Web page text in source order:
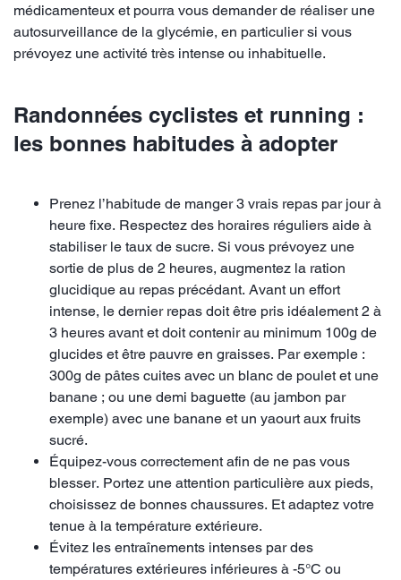
médicamenteux et pourra vous demander de réaliser une
autosurveillance de la glycémie, en particulier si vous
prévoyez une activité très intense ou inhabituelle.
Randonnées cyclistes et running :
les bonnes habitudes à adopter
Prenez l’habitude de manger 3 vrais repas par jour à
heure fixe. Respectez des horaires réguliers aide à
stabiliser le taux de sucre. Si vous prévoyez une
sortie de plus de 2 heures, augmentez la ration
glucidique au repas précédant. Avant un effort
intense, le dernier repas doit être pris idéalement 2 à
3 heures avant et doit contenir au minimum 100g de
glucides et être pauvre en graisses. Par exemple :
300g de pâtes cuites avec un blanc de poulet et une
banane ; ou une demi baguette (au jambon par
exemple) avec une banane et un yaourt aux fruits
sucré.
Équipez-vous correctement afin de ne pas vous
blesser. Portez une attention particulière aux pieds,
choisissez de bonnes chaussures. Et adaptez votre
tenue à la température extérieure.
Évitez les entraînements intenses par des
températures extérieures inférieures à -5°C ou